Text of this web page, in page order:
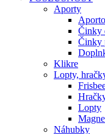
Aporty
Činky
Činky
Klikre
Lopty,
Lopty
Náhubky